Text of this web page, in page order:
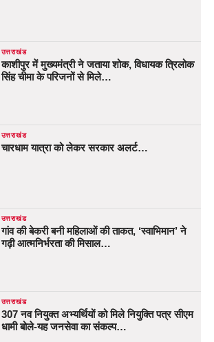
उत्तराखंड
काशीपुर में मुख्यमंत्री ने जताया शोक, विधायक त्रिलोक
सिंह चीमा के परिजनों से मिले…
उत्तराखंड
चारधाम यात्रा को लेकर सरकार अलर्ट…
उत्तराखंड
गांव की बेकरी बनी महिलाओं की ताकत, ‘स्वाभिमान’ ने
गढ़ी आत्मनिर्भरता की मिसाल…
उत्तराखंड
307 नव नियुक्त अभ्यर्थियों को मिले नियुक्ति पत्र सीएम
धामी बोले-यह जनसेवा का संकल्प…